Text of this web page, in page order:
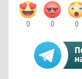
0 0 0